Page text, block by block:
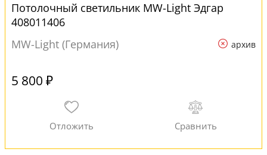
Потолочный светильник MW-Light Эдгар
408011406
MW-Light (Германия)
архив
5 800 ₽